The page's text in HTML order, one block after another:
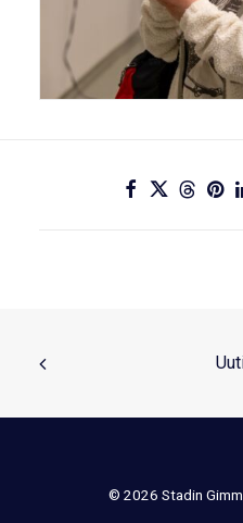
© 2026 Stadin